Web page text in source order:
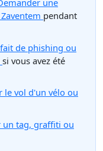
une
pendant
de phishing ou
si vous avez été
le vol d'un vélo ou
un tag, graffiti ou